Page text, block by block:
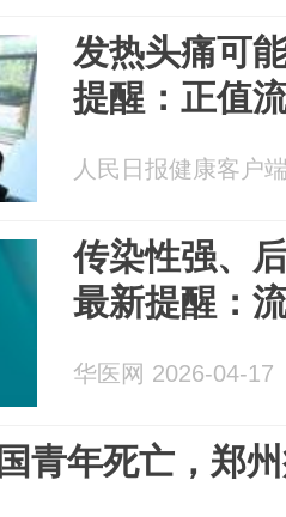
发热头痛可
提醒：正值
人民日报健康客户
传染性强、
最新提醒：
华医网 2026-04-17
青年死亡，郑